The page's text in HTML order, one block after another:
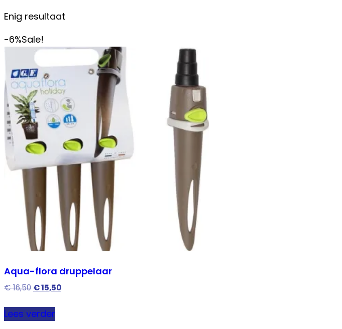
Enig resultaat
-6%Sale!
Aqua-flora druppelaar
€16,50 Oorspronkelijke
was:
€ 16,50.
€15,50Huidige
Lees verder